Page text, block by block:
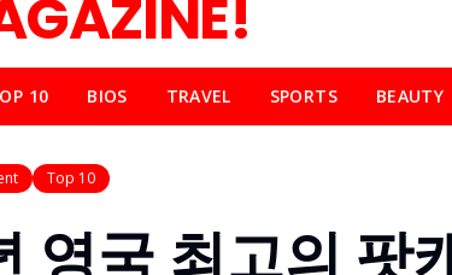
10 BIOS TRAVEL SPORTS BEAUTY
Top 10
영국 최고의 팟